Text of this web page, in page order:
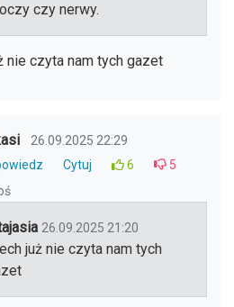
czy nerwy.
nie czyta nam tych gazet
26.09.2025 22:29
Cytuj 6
5
26.09.2025 21:20
już nie czyta nam tych